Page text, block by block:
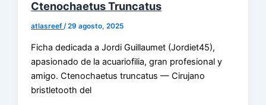
Ctenochaetus Truncatus
atlasreef/29 agosto, 2025
Ficha dedicada a Jordi Guillaumet (Jordiet45),
apasionado de la acuariofilia, gran profesional y
amigo. Ctenochaetus truncatus — Cirujano
bristletooth del